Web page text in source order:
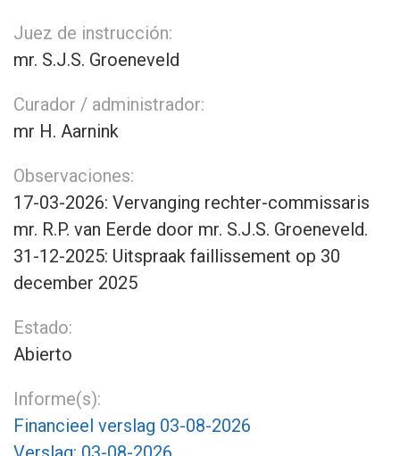
Juez de instrucción:
mr. S.J.S. Groeneveld
Curador / administrador:
mr H. Aarnink
Observaciones:
17-03-2026: Vervanging rechter-commissaris
mr. R.P. van Eerde door mr. S.J.S. Groeneveld.
31-12-2025: Uitspraak faillissement op 30
december 2025
Estado:
Abierto
Informe(s):
Financieel verslag 03-08-2026